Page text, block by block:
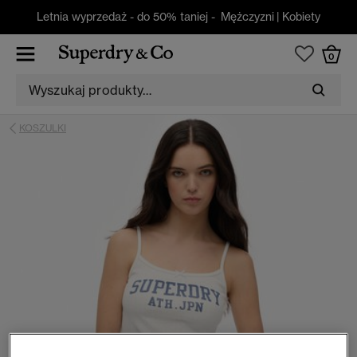
Letnia wyprzedaż - do 50% taniej - Mężczyzni | Kobiety
0
KOSZULKI